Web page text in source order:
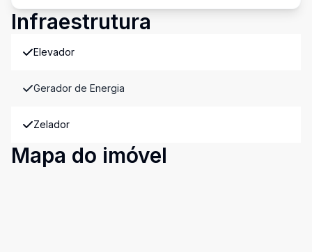
Infraestrutura
Elevador
Gerador de Energia
Zelador
Mapa do imóvel